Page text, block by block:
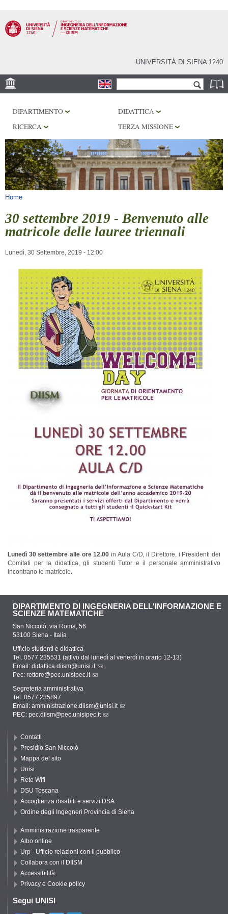
contenuto
principale
UNIVERSITÀ DI SIENA 1240
Form di ricerca
PHD PROGRAM
LABORATORI
BIBLIOTECHE
SERVIZI
DIPARTIMENTO
DIDATTICA
RICERCA
TERZA MISSIONE
Tu sei qui
Home
30 settembre 2019 - Benvenuto alle
matricole delle lauree triennali
Lunedì, 30 Settembre, 2019 - 12:00
Lunedì 30 settembre alle ore 12.00 in Aula C/D il Direttore, i Presidenti dei
Comitati per la didattica, gli studenti Tutor e il personale amministrativo
incontrano le matricole.
DIPARTIMENTO DI INGEGNERIA DELL'INFORMAZIONE E
SCIENZE MATEMATICHE
San Niccolò, via Roma, 56
53100 Siena - Italia
Ufficio studenti e didattica
Tel. 0577 235531 (attivo dal lunedì al venerdì in orario 12-13)
Email: didattica.diism@unisi.it
Pec: rettore@pec.unisipec.it
Segreteria amministrativa
Tel. 0577 235897
Email: amministrazione.diism@unisi.it
PEC: pec.diism@pec.unisipec.it
Contatti
Presidio San Niccolò
Mappa del sito
Unisi
Rete Wifi
DSU Toscana
Accoglienza disabili e servizi DSA
Ordine degli Ingegneri Provincia di Siena
Amministrazione trasparente
Albo online
Urp - Ufficio relazioni con il pubblico
Collabora con il DIISM
Accessibilità
Privacy e Cookie policy
Segui UNISI